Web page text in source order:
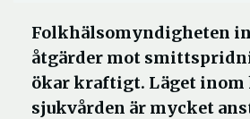
Folkhälsomyndigheten
åtgärder mot
ökar kraftigt. Läget inom
sjukvården är mycket